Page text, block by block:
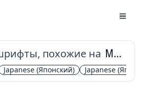
похожие на Murecho
Japanese (Японский) Japanese